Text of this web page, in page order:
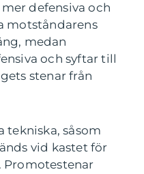
defensiva och
motståndarens
medan
och syftar till
stenar från
tekniska, såsom
vid kastet för
Promotestenar